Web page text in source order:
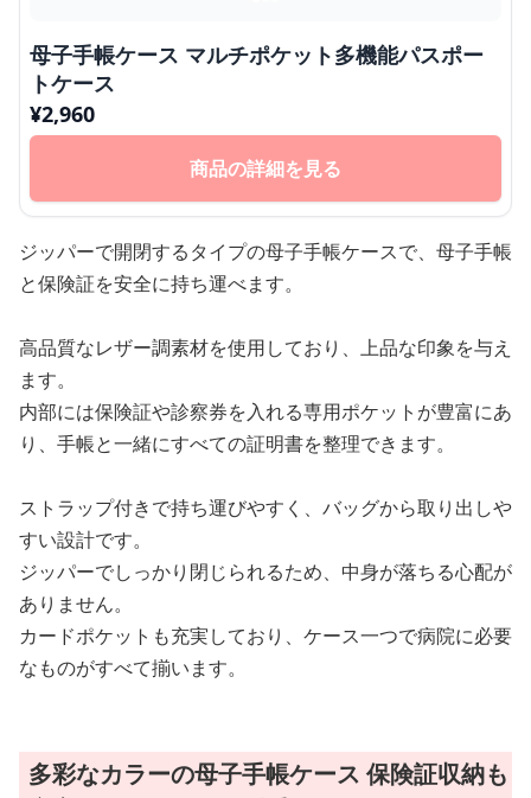
母子手帳ケース マルチポケット多機能パスポー
トケース
¥2,960
商品の詳細を見る
ジッパーで開閉するタイプの母子手帳ケースで、母子手帳
と保険証を安全に持ち運べます。
高品質なレザー調素材を使用しており、上品な印象を与え
ます。
内部には保険証や診察券を入れる専用ポケットが豊富にあ
り、手帳と一緒にすべての証明書を整理できます。
ストラップ付きで持ち運びやすく、バッグから取り出しや
すい設計です。
ジッパーでしっかり閉じられるため、中身が落ちる心配が
ありません。
カードポケットも充実しており、ケース一つで病院に必要
なものがすべて揃います。
多彩なカラーの母子手帳ケース 保険証収納も